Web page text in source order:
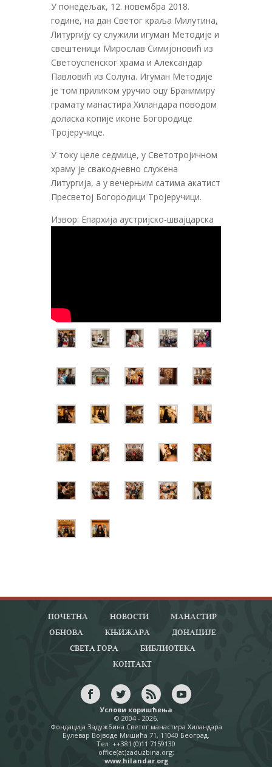
У понедељак, 12. новембра 2018.
године, на дан Светог краља Милутина,
Литургију су служили игуман Методије и
свештеници Мирослав Симијоновић из
Светоуспенског храма и Александар
Павловић из Солуна. Игуман Методије
је том приликом уручио оцу Бранимиру
грамату манастира Хиландара поводом
доласка копије иконе Богородице
Тројеручице.
У току целе седмице, у Светотројичном
храму је свакодневно служена
Литургија, а у вечерњим сатима акатист
Пресветој Богородици Тројеручици.
Извор: Епархија аустријско-швајцарска
ПОЧЕТНА НОВОСТИ
МАНАСТИР
ОБНОВА
КЊИЖАРА
ДОНАЦИЈЕ
СВЕТА ГОРА
БИБЛИОТЕКА
КОНТАКТ
Услови коришћења
© 2004 - 2026.
Фондација Задужбина Светог манастира Хиландара
Булевар Војводе Мишића 71, 11040 Београд.
Тел: ++381 (0)11 7159130
office(at)zaduzbina.org;
www.hilandar.org